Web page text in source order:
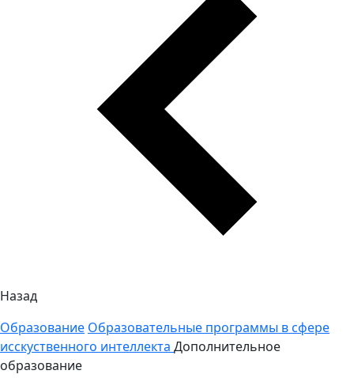
Назад
Образование Образовательные программы в сфере
исскуственного интеллекта Дополнительное
образование